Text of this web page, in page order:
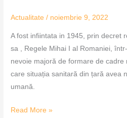
Actualitate / noiembrie 9, 2022
A fost infiintata in 1945, prin decret
sa , Regele Mihai I al Romaniei,
nevoie majoră de formare de cadre
care situația sanitară din țară avea
umană.
Read More »